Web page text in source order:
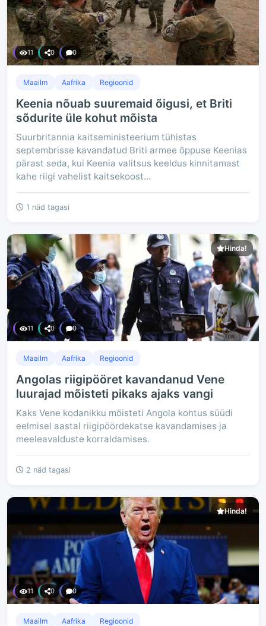
11 0 0
Maailm Aafrika Regioonid
Keenia nõuab suuremaid õigusi, et Briti
sõdurite üle kohut mõista
Suurbritannia kaitseministeerium tühistas
septembrisse kavandatud Briti armee õppuse Keenias
pärast seda, kui Keenia valitsus keeldus kinnitamast
kahe riigi vahelist kaitsekoost...
1 näd tagasi
Hinda!
11 0 0
Maailm Aafrika Regioonid
Angolas riigipööret kavandanud Vene
luurajad mõisteti pikaks ajaks vangi
Kaks Vene kodanikku mõisteti Angola kohtus süüdi
eelmisel aastal riigipöördekatse kavandamises ja
meeleavalduste korraldamises.
2 näd tagasi
Hinda!
11 0 0
Maailm Aafrika Regioonid